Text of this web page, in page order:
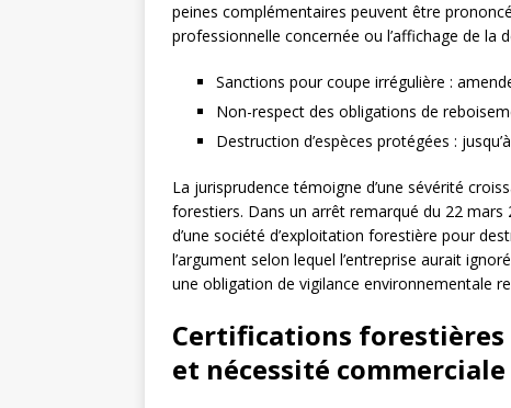
peines complémentaires peuvent être
professionnelle concernée ou l’affichage de la
Sanctions pour coupe irrégulière :
Non-respect des obligations de
Destruction d’espèces protégées :
La jurisprudence témoigne d’une sévérité
forestiers. Dans un arrêt remarqué du 22 mars
d’une société d’exploitation forestière pour
l’argument selon lequel l’entreprise aurait
une obligation de vigilance environnementale
Certifications
et nécessité commerciale